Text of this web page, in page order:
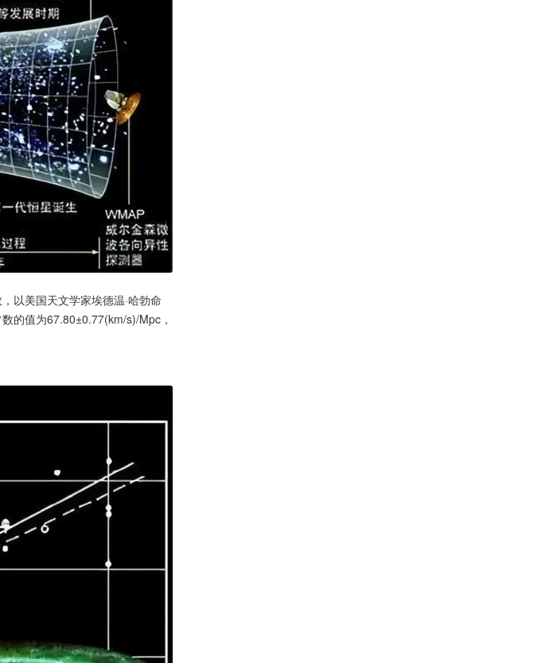
以美国天文学家埃德温·哈勃命
的值为67.80±0.77(km/s)/Mpc，